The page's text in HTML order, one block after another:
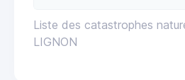
Liste des catastrophes
LIGNON